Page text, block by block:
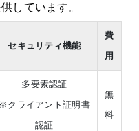
しています。
セキュリティ機能
費
用
多要素認証
※クライアント証明書
認証
無
料